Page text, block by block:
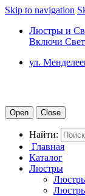
Skip to navigation
Люстры и
Включи Свет
ул.
Open Close
Найти:
Главная
Каталог
Люстры